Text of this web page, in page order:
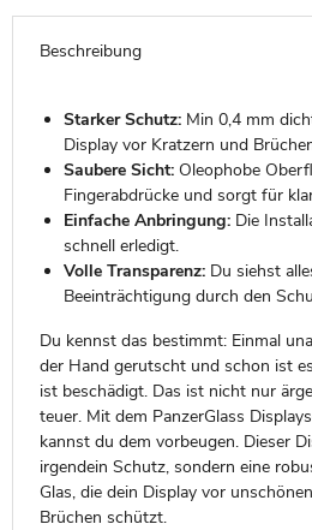
Beschreibung
Starker Schutz:Min 0,4 mm
Display vor Kratzern und
Saubere Sicht:Oleophobe
Fingerabdrücke und sorgt für
Einfache Anbringung:Die
schnell erledigt.
Volle Transparenz:Du siehst
Beeinträchtigung durch den
Du kennst das bestimmt: Einmal
der Hand gerutscht und schon ist
ist beschädigt. Das ist nicht nur
teuer. Mit dem PanzerGlass
kannst du dem vorbeugen. Dieser
irgendein Schutz, sondern eine
Glas, die dein Display vor
Brüchen schützt.